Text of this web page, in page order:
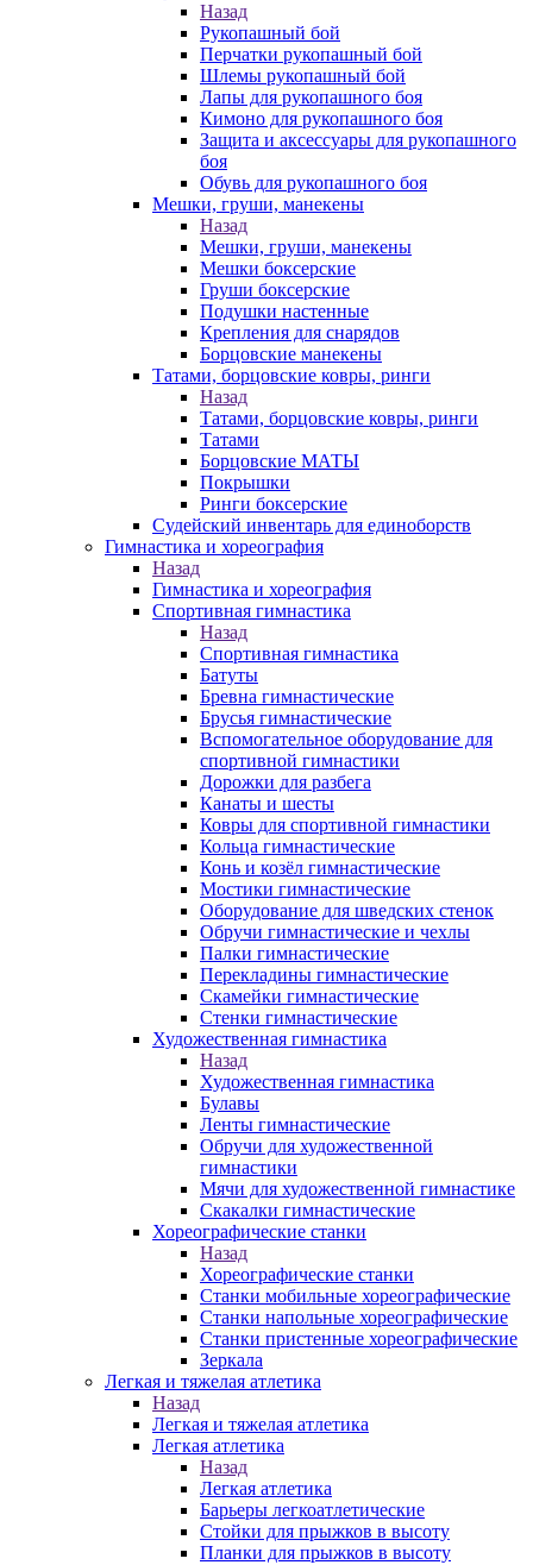
Назад
Рукопашный бой
Перчатки рукопашный бой
Шлемы рукопашный бой
Лапы для рукопашного боя
Кимоно для рукопашного боя
Защита и аксессуары для рукопашного
боя
Обувь для рукопашного боя
Мешки, груши, манекены
Назад
Мешки, груши, манекены
Мешки боксерские
Груши боксерские
Подушки настенные
Крепления для снарядов
Борцовские манекены
Татами, борцовские ковры, ринги
Назад
Татами, борцовские ковры, ринги
Татами
Борцовские МАТЫ
Покрышки
Ринги боксерские
Судейский инвентарь для единоборств
Гимнастика и хореография
Назад
Гимнастика и хореография
Спортивная гимнастика
Назад
Спортивная гимнастика
Батуты
Бревна гимнастические
Брусья гимнастические
Вспомогательное оборудование для
спортивной гимнастики
Дорожки для разбега
Канаты и шесты
Ковры для спортивной гимнастики
Кольца гимнастические
Конь и козёл гимнастические
Мостики гимнастические
Оборудование для шведских стенок
Обручи гимнастические и чехлы
Палки гимнастические
Перекладины гимнастические
Скамейки гимнастические
Стенки гимнастические
Художественная гимнастика
Назад
Художественная гимнастика
Булавы
Ленты гимнастические
Обручи для художественной
гимнастики
Мячи для художественной гимнастике
Скакалки гимнастические
Хореографические станки
Назад
Хореографические станки
Станки мобильные хореографические
Станки напольные хореографические
Станки пристенные хореографические
Зеркала
Легкая и тяжелая атлетика
Назад
Легкая и тяжелая атлетика
Легкая атлетика
Назад
Легкая атлетика
Барьеры легкоатлетические
Стойки для прыжков в высоту
Планки для прыжков в высоту